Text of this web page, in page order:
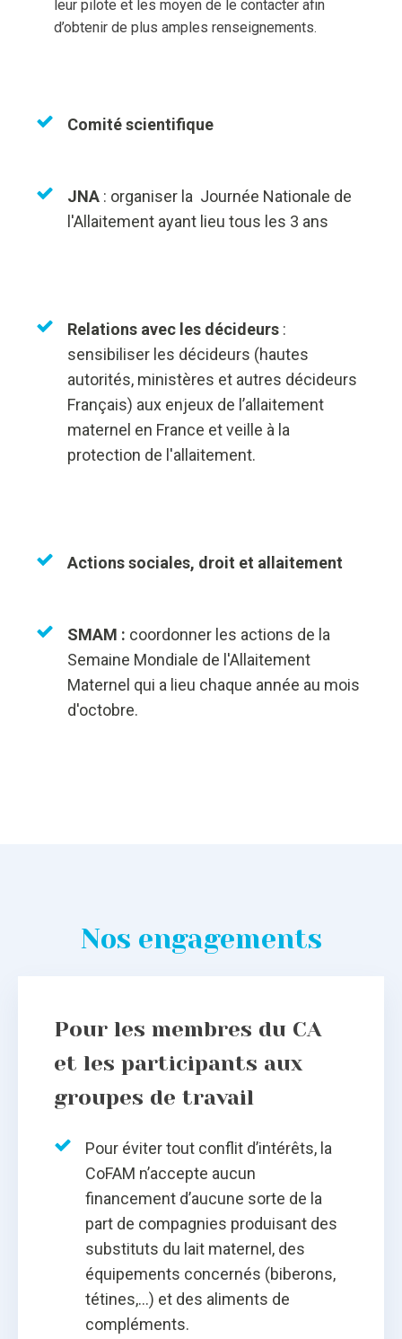
leur pilote et les moyen de le contacter afin
d’obtenir de plus amples renseignements.
Comité scientifique
JNA : organiser la Journée Nationale de
l'Allaitement ayant lieu tous les 3 ans
Relations avec les décideurs :
sensibiliser les décideurs (hautes
autorités, ministères et autres décideurs
Français) aux enjeux de l’allaitement
maternel en France et veille à la
protection de l'allaitement.
Actions sociales, droit et allaitement
SMAM : coordonner les actions de la
Semaine Mondiale de l'Allaitement
Maternel qui a lieu chaque année au mois
d'octobre.
Nos engagements
Pour les membres du CA
et les participants aux
groupes de travail
Pour éviter tout conflit d’intérêts, la
CoFAM n’accepte aucun
financement d’aucune sorte de la
part de compagnies produisant des
substituts du lait maternel, des
équipements concernés (biberons,
tétines,…) et des aliments de
compléments.